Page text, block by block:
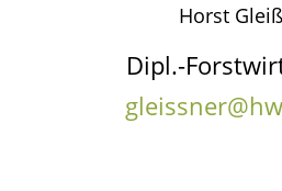
Horst
Dipl.-